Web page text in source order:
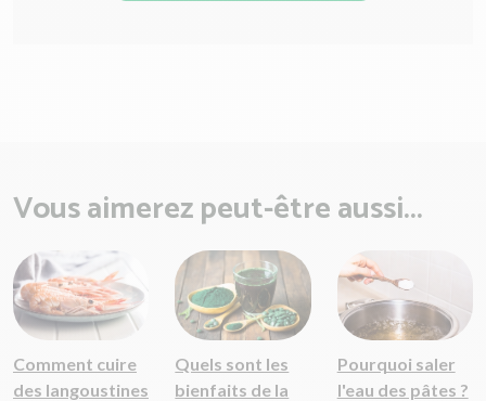
Vous aimerez peut-être aussi...
Comment cuire
des langoustines
Quels sont les
bienfaits de la
Pourquoi saler
l'eau des pâtes ?